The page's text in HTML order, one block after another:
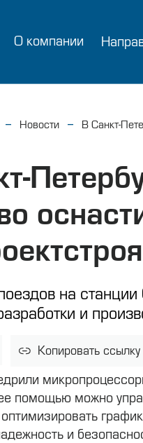
О компании
Новости В Санкт-
на станции
и
Копировать ссылку
помощью можно
и